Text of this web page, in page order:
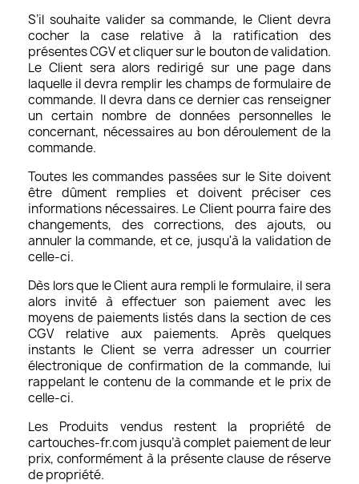
S’il souhaite valider sa commande, le Client devra
cocher la case relative à la ratification des
présentes CGV et cliquer sur le bouton de validation.
Le Client sera alors redirigé sur une page dans
laquelle il devra remplir les champs de formulaire de
commande. Il devra dans ce dernier cas renseigner
un certain nombre de données personnelles le
concernant, nécessaires au bon déroulement de la
commande.
Toutes les commandes passées sur le Site doivent
être dûment remplies et doivent préciser ces
informations nécessaires. Le Client pourra faire des
changements, des corrections, des ajouts, ou
annuler la commande, et ce, jusqu'à la validation de
celle-ci.
Dès lors que le Client aura rempli le formulaire, il sera
alors invité à effectuer son paiement avec les
moyens de paiements listés dans la section de ces
CGV relative aux paiements. Après quelques
instants le Client se verra adresser un courrier
électronique de confirmation de la commande, lui
rappelant le contenu de la commande et le prix de
celle-ci.
Les Produits vendus restent la propriété de
cartouches-fr.com jusqu’à complet paiement de leur
prix, conformément à la présente clause de réserve
de propriété.